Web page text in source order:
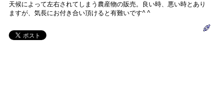
天候によって左右されてしまう農産物の販売。良い時、悪い時とあり
ますが、気長にお付き合い頂けると有難いです^ ^